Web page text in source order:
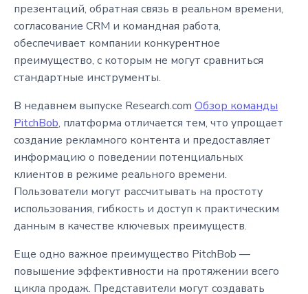
презентаций, обратная связь в реальном времени,
согласование CRM и командная работа,
обеспечивает компании конкурентное
преимущество, с которым не могут сравниться
стандартные инструменты.
В недавнем выпуске Research.com Обзор команды
PitchBob, платформа отличается тем, что упрощает
создание рекламного контента и предоставляет
информацию о поведении потенциальных
клиентов в режиме реального времени.
Пользователи могут рассчитывать на простоту
использования, гибкость и доступ к практическим
данным в качестве ключевых преимуществ.
Еще одно важное преимущество PitchBob —
повышение эффективности на протяжении всего
цикла продаж. Представители могут создавать